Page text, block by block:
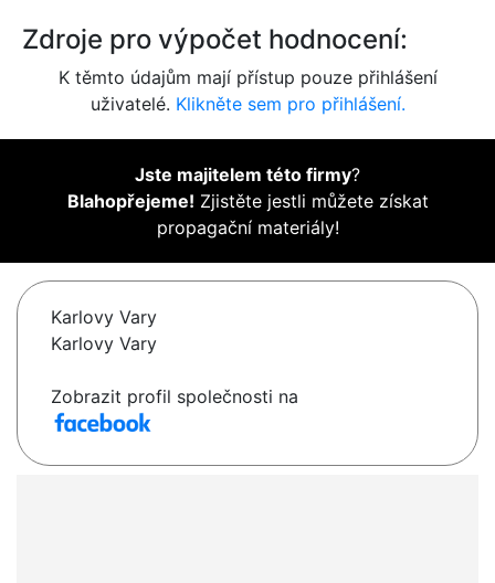
Zdroje pro výpočet hodnocení:
K těmto údajům mají přístup pouze přihlášení
uživatelé. Klikněte sem pro přihlášení.
Jste majitelem této firmy?
Blahopřejeme! Zjistěte jestli můžete získat
propagační materiály!
Karlovy Vary
Karlovy Vary
Zobrazit profil společnosti na